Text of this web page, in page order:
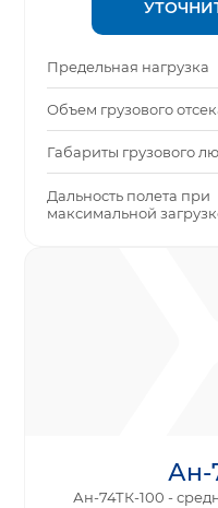
Предельная нагрузка
Объем грузового
Габариты грузового
Дальность полета при
максимальной
Ан-
Ан-74ТК-100 -